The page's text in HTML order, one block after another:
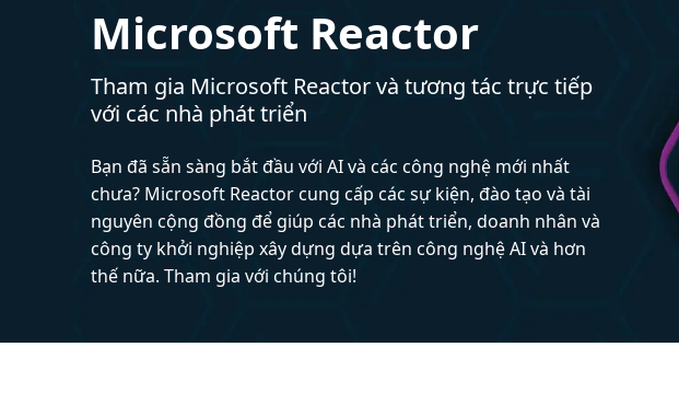
Microsoft Reactor
Tham gia Microsoft Reactor và tương tác trực tiếp
với các nhà phát triển
Bạn đã sẵn sàng bắt đầu với AI và các công nghệ mới nhất
chưa? Microsoft Reactor cung cấp các sự kiện, đào tạo và tài
nguyên cộng đồng để giúp các nhà phát triển, doanh nhân và
công ty khởi nghiệp xây dựng dựa trên công nghệ AI và hơn
thế nữa. Tham gia với chúng tôi!